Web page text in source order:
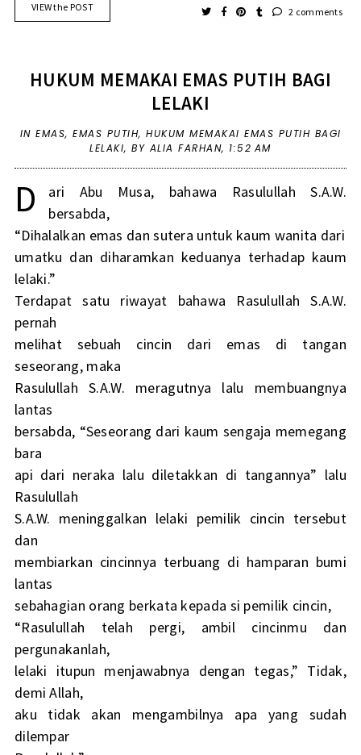
VIEW the POST 2 comments
HUKUM MEMAKAI EMAS PUTIH BAGI
LELAKI
IN EMAS, EMAS PUTIH, HUKUM MEMAKAI EMAS PUTIH BAGI
LELAKI,BY ALIA FARHAN, 1:52 AM
D
ari Abu Musa, bahawa Rasulullah S.A.W.
bersabda,
“Dihalalkan emas dan sutera untuk kaum wanita dari
umatku dan diharamkan keduanya terhadap kaum
lelaki.”
Terdapat satu riwayat bahawa Rasulullah S.A.W.
pernah
melihat sebuah cincin dari emas di tangan
seseorang, maka
Rasulullah S.A.W. meragutnya lalu membuangnya
lantas
bersabda, “Seseorang dari kaum sengaja memegang
bara
api dari neraka lalu diletakkan di tangannya” lalu
Rasulullah
S.A.W. meninggalkan lelaki pemilik cincin tersebut
dan
membiarkan cincinnya terbuang di hamparan bumi
lantas
sebahagian orang berkata kepada si pemilik cincin,
“Rasulullah telah pergi, ambil cincinmu dan
pergunakanlah,
lelaki itupun menjawabnya dengan tegas,” Tidak,
demi Allah,
aku tidak akan mengambilnya apa yang sudah
dilempar